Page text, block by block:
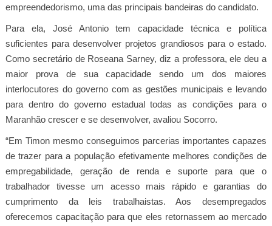
empreendedorismo, uma das principais bandeiras do candidato.
Para ela, José Antonio tem capacidade técnica e política
suficientes para desenvolver projetos grandiosos para o estado.
Como secretário de Roseana Sarney, diz a professora, ele deu a
maior prova de sua capacidade sendo um dos maiores
interlocutores do governo com as gestões municipais e levando
para dentro do governo estadual todas as condições para o
Maranhão crescer e se desenvolver, avaliou Socorro.
“Em Timon mesmo conseguimos parcerias importantes capazes
de trazer para a população efetivamente melhores condições de
empregabilidade, geração de renda e suporte para que o
trabalhador tivesse um acesso mais rápido e garantias do
cumprimento da leis trabalhaistas. Aos desempregados
oferecemos capacitação para que eles retornassem ao mercado